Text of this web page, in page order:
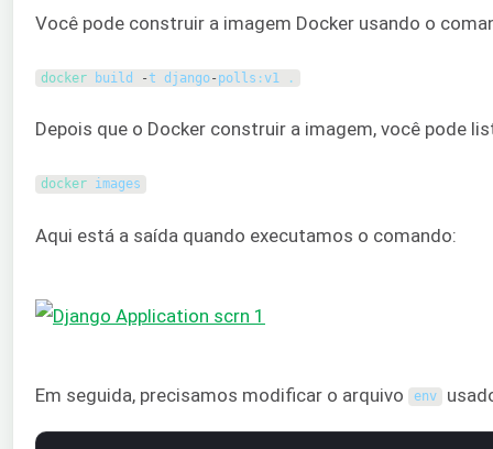
Você pode construir a imagem Docker usando o
docker build -t django- polls :v1 .
Depois que o Docker construir a imagem, você pode
docker images
Aqui está a saída quando executamos o comando:
Em seguida, precisamos modificar o arquivo env